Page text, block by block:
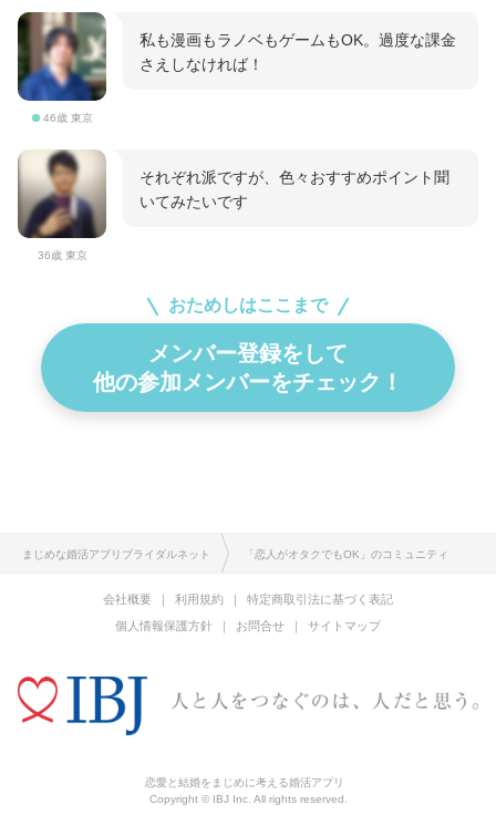
46歳 東京
私も漫画もラノベもゲームもOK。過度な課金
さえしなければ！
36歳 東京
それぞれ派ですが、色々おすすめポイント聞
いてみたいです
おためしはここまで
メンバー登録をして
他の参加メンバーをチェック！
まじめな婚活アプリブライダルネット 「恋人がオタクでもOK」のコミュニティ
会社概要 利用規約
特定商取引法に基づく表記
個人情報保護方針
お問合せ サイトマップ
恋愛と結婚をまじめに考える婚活アプリ
Copyright © IBJ Inc. All rights reserved.